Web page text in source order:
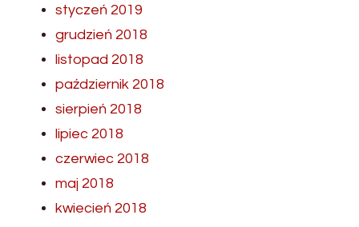
styczeń 2019
grudzień 2018
listopad 2018
październik 2018
sierpień 2018
lipiec 2018
czerwiec 2018
maj 2018
kwiecień 2018